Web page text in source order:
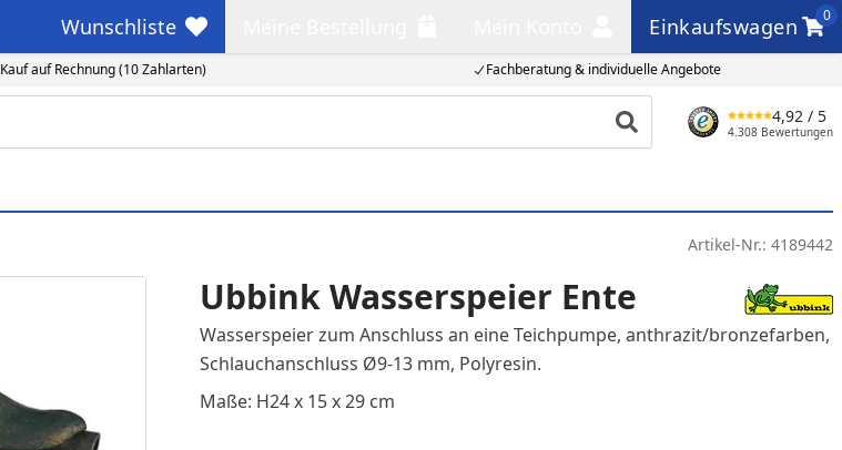
Kauf auf Rechnung (10 Zahlarten) Fachberatung & individuelle Angebote
Wunschliste
Wunschliste Einkaufswagen
0
Einkaufswagen
Produkt suchen
4,92 / 5
4.308 Bewertungen
Artikel-Nr.: 4189442
Ubbink Wasserspeier Ente
Wasserspeier zum Anschluss an eine Teichpumpe, anthrazit/bronzefarben,
Schlauchanschluss Ø9-13 mm, Polyresin.
Maße: H24 x 15 x 29 cm